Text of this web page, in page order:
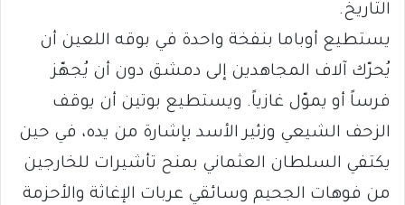
التاريخ.
يستطيع أوباما بنفخة واحدة في بوقه اللعين أن
يُحرّك آلاف المجاهدين إلى دمشق دون أن يُجهّز
فرساً أو يموّل غازياً. ويستطيع بوتين أن يوقف
الزحف الشيعي وزئير الأسد بإشارة من يده، في حين
يكتفي السلطان العثماني بمنح تأشيرات للخارجين
من فوهات الجحيم وسائقي عربات الإغاثة والأحزمة